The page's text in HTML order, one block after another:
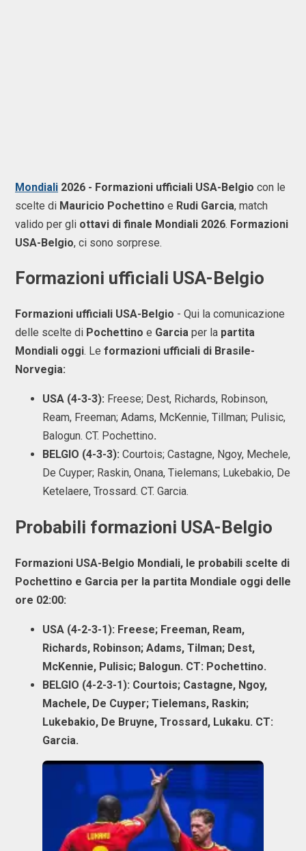
Mondiali 2026 - Formazioni ufficiali USA-Belgio con le
scelte di Mauricio Pochettino e Rudi Garcia, match
valido per gli ottavi di finale Mondiali 2026. Formazioni
USA-Belgio, ci sono sorprese.
Formazioni ufficiali USA-Belgio
Formazioni ufficiali USA-Belgio - Qui la comunicazione
delle scelte di Pochettino e Garcia per la partita
Mondiali oggi. Le formazioni ufficiali di Brasile-
Norvegia:
USA (4-3-3): Freese; Dest, Richards, Robinson,
Ream, Freeman; Adams, McKennie, Tillman; Pulisic,
Balogun. CT. Pochettino.
BELGIO (4-3-3): Courtois; Castagne, Ngoy, Mechele,
De Cuyper; Raskin, Onana, Tielemans; Lukebakio, De
Ketelaere, Trossard. CT. Garcia.
Probabili formazioni USA-Belgio
Formazioni USA-Belgio Mondiali, le probabili scelte di
Pochettino e Garcia per la partita Mondiale oggi delle
ore 02:00:
USA (4-2-3-1): Freese; Freeman, Ream,
Richards, Robinson; Adams, Tilman; Dest,
McKennie, Pulisic; Balogun. CT: Pochettino.
BELGIO (4-2-3-1): Courtois; Castagne, Ngoy,
Machele, De Cuyper; Tielemans, Raskin;
Lukebakio, De Bruyne, Trossard, Lukaku. CT:
Garcia.